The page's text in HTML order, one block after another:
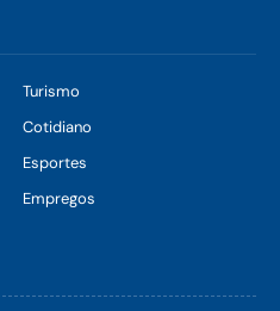
Turismo
Cotidiano
Esportes
Empregos